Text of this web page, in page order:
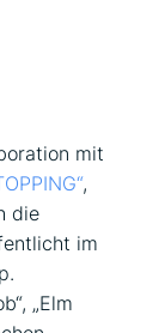
mit
,
die
im
„Elm